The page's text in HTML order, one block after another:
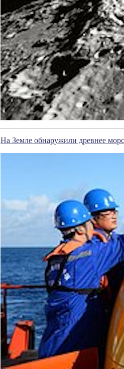
На Земле обнаружили древнее